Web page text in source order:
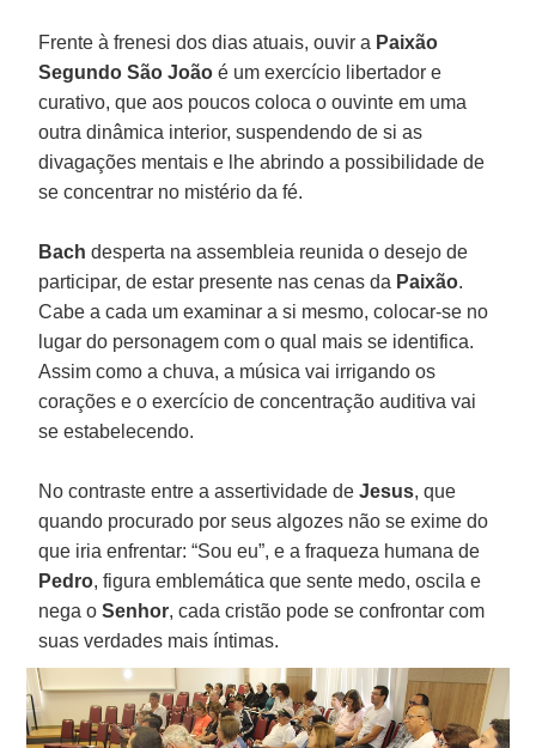
Frente à frenesi dos dias atuais, ouvir a Paixão
Segundo São João é um exercício libertador e
curativo, que aos poucos coloca o ouvinte em uma
outra dinâmica interior, suspendendo de si as
divagações mentais e lhe abrindo a possibilidade de
se concentrar no mistério da fé.
Bach desperta na assembleia reunida o desejo de
participar, de estar presente nas cenas da Paixão.
Cabe a cada um examinar a si mesmo, colocar-se no
lugar do personagem com o qual mais se identifica.
Assim como a chuva, a música vai irrigando os
corações e o exercício de concentração auditiva vai
se estabelecendo.
No contraste entre a assertividade deJesus, que
quando procurado por seus algozes não se exime do
que iria enfrentar: “Sou eu”, e a fraqueza humana de
Pedro, figura emblemática que sente medo, oscila e
nega oSenhor, cada cristão pode se confrontar com
suas verdades mais íntimas.